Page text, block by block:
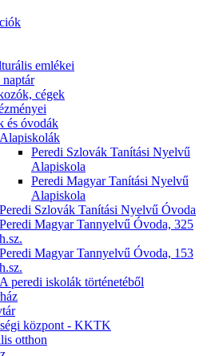
emlékei
naptár
cégek
és óvodák
Alapiskolák
Peredi Szlovák Tanítási Nyelvű
Alapiskola
Peredi Magyar Tanítási Nyelvű
Alapiskola
Peredi Szlovák Tanítási Nyelvű Óvoda
Peredi Magyar Tannyelvű Óvoda, 325
h.sz.
Peredi Magyar Tannyelvű Óvoda, 153
h.sz.
A peredi iskolák történetéből
központ - KKTK
otthon